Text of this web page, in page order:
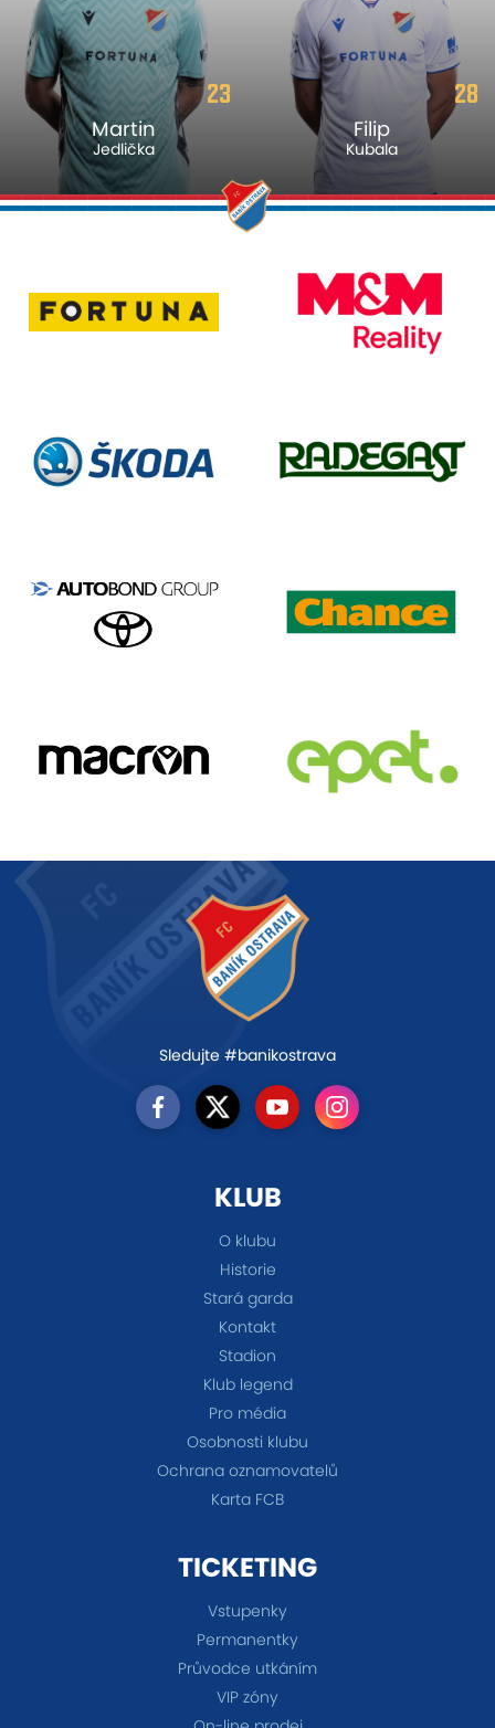
23
Martin
Jedlička
28
Filip
Kubala
Sledujte #banikostrava
KLUB
O klubu
Historie
Stará garda
Kontakt
Stadion
Klub legend
Pro média
Osobnosti klubu
Ochrana oznamovatelů
Karta FCB
TICKETING
Vstupenky
Permanentky
Průvodce utkáním
VIP zóny